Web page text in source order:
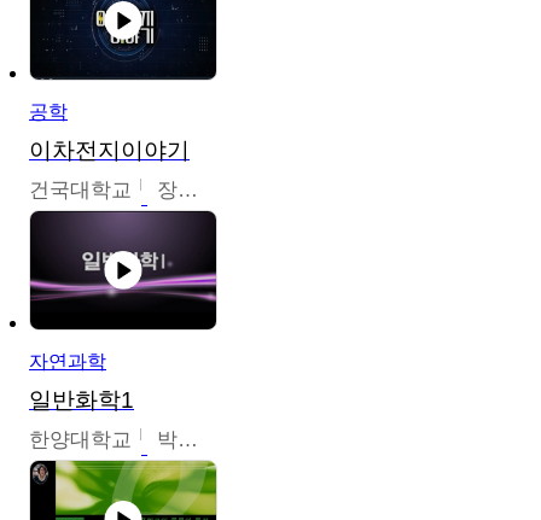
공학
이차전지이야기
건국대학교 장호현
자연과학
일반화학1
한양대학교 박경호